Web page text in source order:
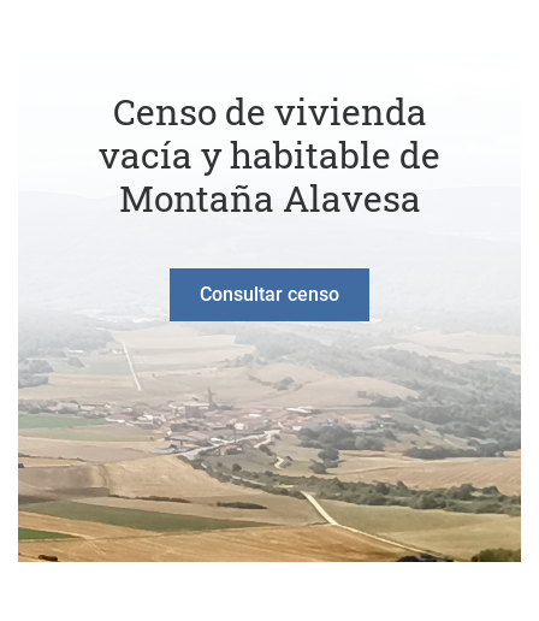
Censo de vivienda
vacía y habitable de
Montaña Alavesa
Consultar censo